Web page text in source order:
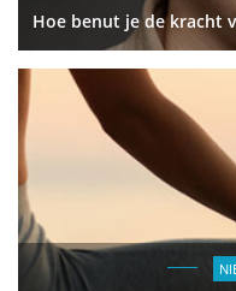
Hoe benut je de kracht